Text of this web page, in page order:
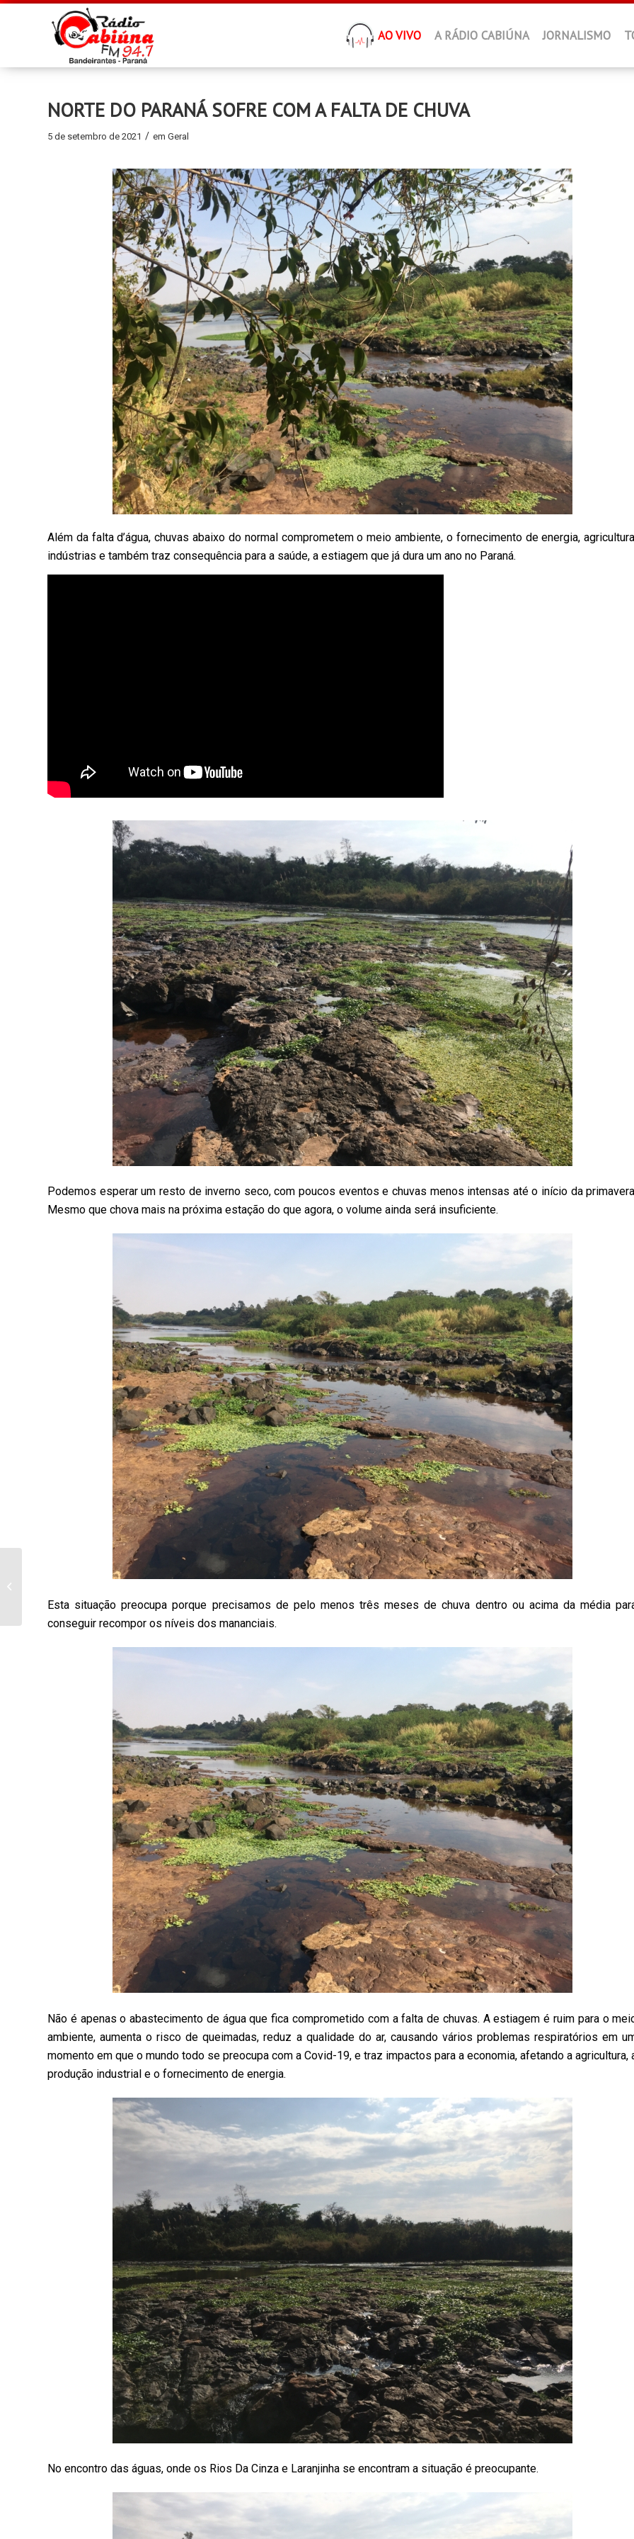
AO VIVO A RÁDIO CABIÚNA JORNALISMO
NORTE DO PARANÁ SOFRE COM A FALTA DE CHUVA
5 de setembro de 2021 / em Geral
Além da falta d’água, chuvas abaixo do normal comprometem o meio ambiente, o fornecimento de energia,
indústrias e também traz consequência para a saúde, a estiagem que já dura um ano no Paraná.
Podemos esperar um resto de inverno seco, com poucos eventos e chuvas menos intensas até o início da
Mesmo que chova mais na próxima estação do que agora, o volume ainda será insuficiente.
Esta situação preocupa porque precisamos de pelo menos três meses de chuva dentro ou acima da média
conseguir recompor os níveis dos mananciais.
Não é apenas o abastecimento de água que fica comprometido com a falta de chuvas. A estiagem é ruim para o
ambiente, aumenta o risco de queimadas, reduz a qualidade do ar, causando vários problemas respiratórios em
momento em que o mundo todo se preocupa com a Covid-19, e traz impactos para a economia, afetando a agricultura,
produção industrial e o fornecimento de energia.
No encontro das águas, onde os Rios Da Cinza e Laranjinha se encontram a situação é preocupante.
Operação Cidade